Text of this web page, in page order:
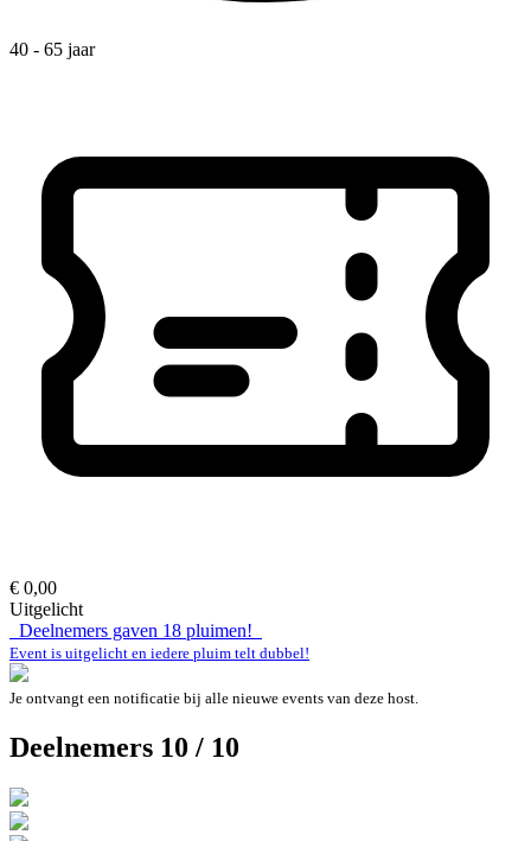
40 - 65 jaar
€ 0,00
Uitgelicht
Deelnemers gaven 18 pluimen!
Event is uitgelicht en iedere pluim telt dubbel!
Je ontvangt een notificatie bij alle nieuwe events van deze host.
Deelnemers 10 / 10